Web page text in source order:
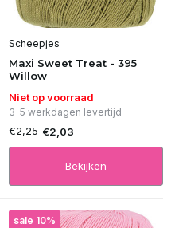
Scheepjes
Maxi Sweet Treat - 395
Willow
Niet op voorraad
3-5 werkdagen levertijd
€2,25 €2,03
Bekijken
sale 10%